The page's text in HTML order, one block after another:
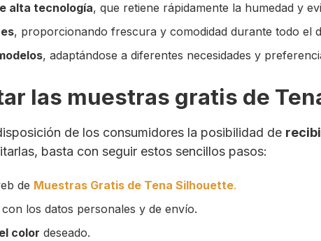
alta tecnología, que retiene rápidamente la humedad y
, proporcionando frescura y comodidad durante todo el
, adaptándose a diferentes necesidades y
las muestras gratis de
de los consumidores la posibilidad de
basta con seguir estos sencillos pasos:
de Muestras Gratis de Tena Silhouette.
los datos personales y de envío.
color deseado.